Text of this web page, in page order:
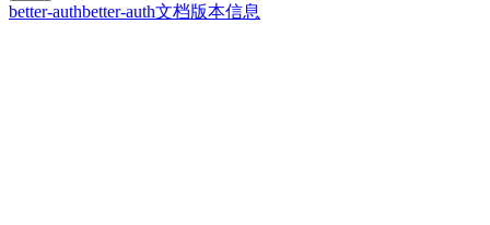
better-authbetter-auth文档版本信息